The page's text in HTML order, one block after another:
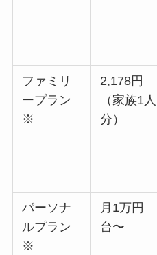
ファミリ
ープラン
※
2,178円
（家族1人
分）
パーソナ
ルプラン
※
月1万円
台〜